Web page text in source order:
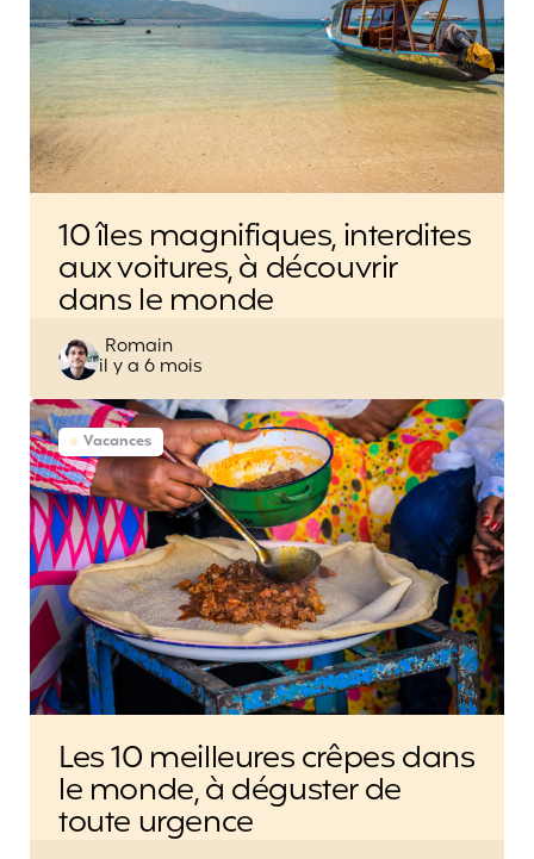
10 îles magnifiques, interdites
aux voitures, à découvrir
dans le monde
Posted
by
Romain
il y a 6 mois
Vacances
Les 10 meilleures crêpes dans
le monde, à déguster de
toute urgence